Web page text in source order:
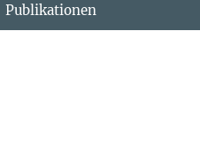
Publikationen